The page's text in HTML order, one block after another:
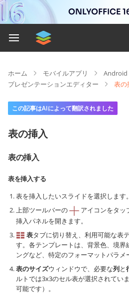
ONLYOFFICE
ホーム モバイルアプリ Android
プレゼンテーションエディター
表の
この記事はAIによって翻訳されました
表の挿入
表の挿入
表を挿入する
表を挿入したいスライドを選択します。
上部ツールバーの
アイコンをタッ
挿入パネルを開きます。
表タブに切り替え、利用可能な表
す。各テンプレートは、背景色、境
ングなど、特定のフォーマットパラメ
表のサイズウィンドウで、必要な列と
ルトでは3x3のセル表が選択されてい
可能です）。